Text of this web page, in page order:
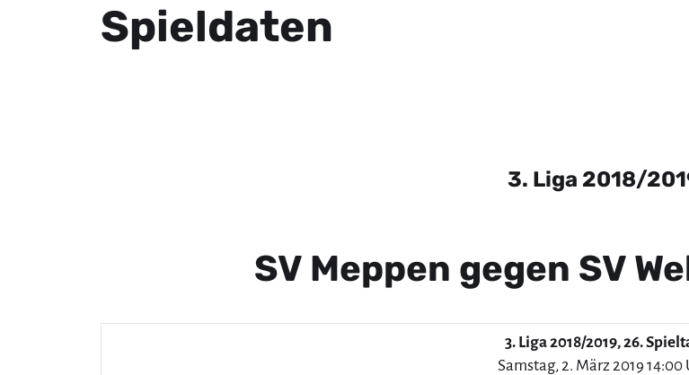
Spieldaten
3. Liga 2018/
SV Meppen gegen SV
3. Liga 2018/2019, 26.
Samstag, 2. März 2019 14:00